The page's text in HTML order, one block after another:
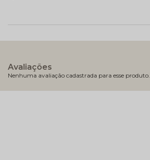
Avaliações
Nenhuma avaliação cadastrada para esse produto.